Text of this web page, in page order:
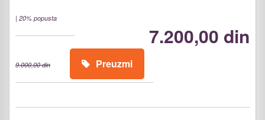
| 20% popusta
7.200,00 din
9.000,00 din Preuzmi